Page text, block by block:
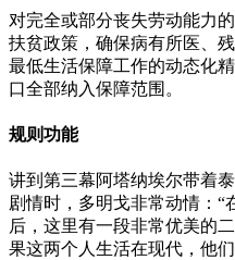
对完全或部分丧失劳动能力的
扶贫政策，确保病有所医
最低生活保障工作的动态化精
口全部纳入保障范围。
规则功能
讲到第三幕阿塔纳埃尔带着
剧情时，多明戈非常动情
后，这里有一段非常优美的二
果这两个人生活在现代，他